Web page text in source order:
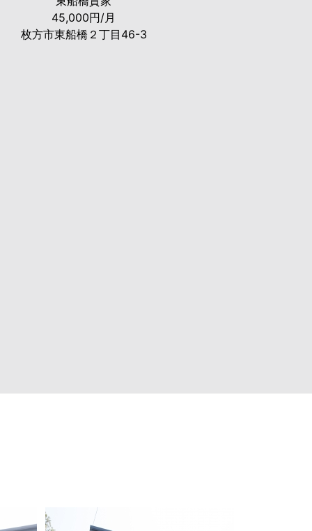
45,000円/月
枚方市東船橋２丁目46-3